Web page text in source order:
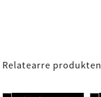
Relatearre produkten